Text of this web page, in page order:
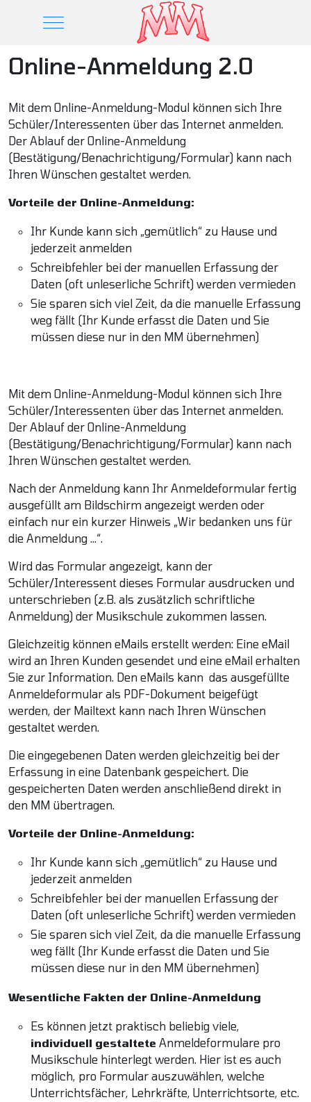
Mobile Menu Toggle
Online-Anmeldung 2.0
Mit dem Online-Anmeldung-Modul können sich Ihre
Schüler/Interessenten über das Internet anmelden.
Der Ablauf der Online-Anmeldung
(Bestätigung/Benachrichtigung/Formular) kann nach
Ihren Wünschen gestaltet werden.
Vorteile der Online-Anmeldung:
Ihr Kunde kann sich „gemütlich“ zu Hause und
jederzeit anmelden
Schreibfehler bei der manuellen Erfassung der
Daten (oft unleserliche Schrift) werden vermieden
Sie sparen sich viel Zeit, da die manuelle Erfassung
weg fällt (Ihr Kunde erfasst die Daten und Sie
müssen diese nur in den MM übernehmen)
Mit dem Online-Anmeldung-Modul können sich Ihre
Schüler/Interessenten über das Internet anmelden.
Der Ablauf der Online-Anmeldung
(Bestätigung/Benachrichtigung/Formular) kann nach
Ihren Wünschen gestaltet werden.
Nach der Anmeldung kann Ihr Anmeldeformular fertig
ausgefüllt am Bildschirm angezeigt werden oder
einfach nur ein kurzer Hinweis „Wir bedanken uns für
die Anmeldung …“.
Wird das Formular angezeigt, kann der
Schüler/Interessent dieses Formular ausdrucken und
unterschrieben (z.B. als zusätzlich schriftliche
Anmeldung) der Musikschule zukommen lassen.
Gleichzeitig können eMails erstellt werden: Eine eMail
wird an Ihren Kunden gesendet und eine eMail erhalten
Sie zur Information. Den eMails kann das ausgefüllte
Anmeldeformular als PDF-Dokument beigefügt
werden, der Mailtext kann nach Ihren Wünschen
gestaltet werden.
Die eingegebenen Daten werden gleichzeitig bei der
Erfassung in eine Datenbank gespeichert. Die
gespeicherten Daten werden anschließend direkt in
den MM übertragen.
Vorteile der Online-Anmeldung:
Ihr Kunde kann sich „gemütlich“ zu Hause und
jederzeit anmelden
Schreibfehler bei der manuellen Erfassung der
Daten (oft unleserliche Schrift) werden vermieden
Sie sparen sich viel Zeit, da die manuelle Erfassung
weg fällt (Ihr Kunde erfasst die Daten und Sie
müssen diese nur in den MM übernehmen)
Wesentliche Fakten der Online-Anmeldung
Es können jetzt praktisch beliebig viele,
individuell gestaltete Anmeldeformulare pro
Musikschule hinterlegt werden. Hier ist es auch
möglich, pro Formular auszuwählen, welche
Unterrichtsfächer, Lehrkräfte, Unterrichtsorte, etc.